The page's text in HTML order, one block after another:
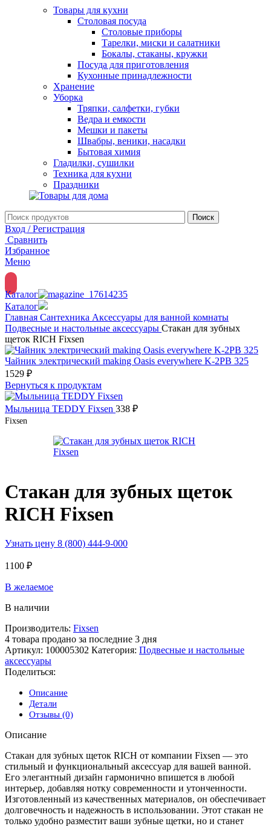
Товары для кухни
Столовая посуда
Столовые приборы
Тарелки, миски и салатники
Бокалы, стаканы, кружки
Посуда для приготовления
Кухонные принадлежности
Хранение
Уборка
Тряпки, салфетки, губки
Ведра и емкости
Мешки и пакеты
Швабры, веники, насадки
Бытовая химия
Гладилки, сушилки
Техника для кухни
Праздники
Поиск
Вход / Регистрация
Сравнить
Избранное
Меню
Каталог
Каталог
Главная Сантехника Аксессуары для ванной комнаты
Подвесные и настольные аксессуары Стакан для зубных
щеток RICH Fixsen
Чайник электрический making Oasis everywhere K-2PB 325
1529 ₽
Вернуться к продуктам
Мыльница TEDDY Fixsen 338 ₽
Fixsen
Стакан для зубных щеток
RICH Fixsen
Узнать цену 8 (800) 444-9-000
1100 ₽
В желаемое
В наличии
Производитель: Fixsen
4 товара продано за последние 3 дня
Артикул: 100005302 Категория: Подвесные и настольные
аксессуары
Поделиться:
Описание
Детали
Отзывы (0)
Описание
Стакан для зубных щеток RICH от компании Fixsen — это
стильный и функциональный аксессуар для вашей ванной.
Его элегантный дизайн гармонично впишется в любой
интерьер, добавляя нотку современности и утонченности.
Изготовленный из качественных материалов, он обеспечивает
долговечность и надежность в использовании. Этот стакан не
только удобно разместит ваши зубные щетки, но и станет